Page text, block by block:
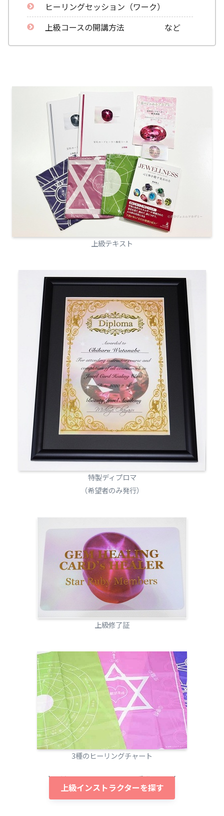
ヒーリングセッション（ワーク）
上級コースの開講方法 など
上級テキスト
特製ディプロマ
（希望者のみ発行）
上級修了証
3種のヒーリングチャート
対面でもオンラインでも受講可能
上級インストラクターを探す